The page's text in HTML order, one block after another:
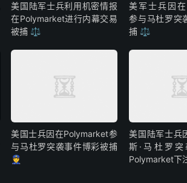
美国陆军士兵利用机密情报
在Polymarket进行内幕交易
被捕 ⚖️
美军士兵因
参与马杜罗突
捕 ⚖️
美国士兵因在Polymarket参
与马杜罗突袭事件博彩被捕
👮
美国陆军士兵
斯·马杜罗
Polymarket